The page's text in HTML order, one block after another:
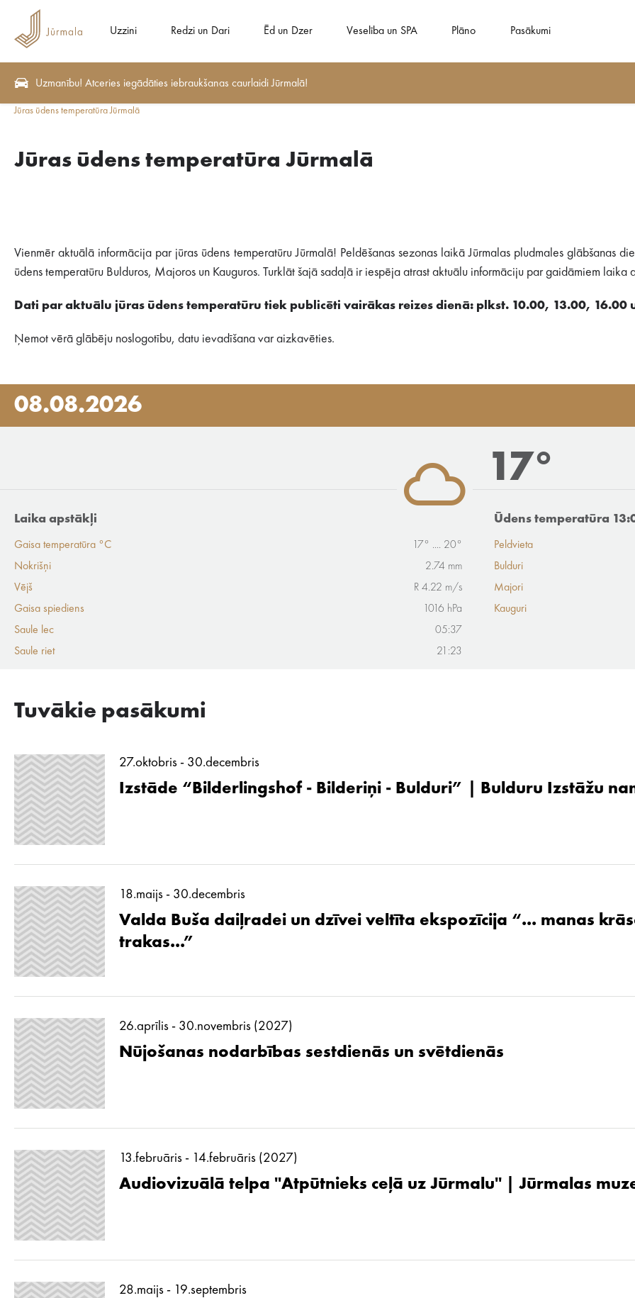
Uzzini Redzi un Dari Ēd un Dzer Veselība un SPA Plāno Pasākumi
Uzmanību! Atceries iegādāties iebraukšanas caurlaidi Jūrmalā!
Jūras ūdens temperatūra Jūrmalā
Jūras ūdens temperatūra Jūrmalā
Vienmēr aktuālā informācija par jūras ūdens temperatūru Jūrmalā! Peldēšanas sezonas laikā Jūrmalas pludmales glābšanas
ūdens temperatūru Bulduros, Majoros un Kauguros. Turklāt šajā sadaļā ir iespēja atrast aktuālu informāciju par gaidāmiem
Dati par aktuālu jūras ūdens temperatūru tiek publicēti vairākas reizes dienā: plkst. 10.00, 13.00, 16.00
Ņemot vērā glābēju noslogotību, datu ievadīšana var aizkavēties.
08.08.2026
17°
Laika apstākļi
Gaisa temperatūra °C
17° .... 20°
Nokrišņi
2.74 mm
Vējš
R 4.22 m/s
Gaisa spiediens
1016 hPa
Saule lec
05:37
Saule riet
21:23
Ūdens temperatūra
Peldvieta
Bulduri
Majori
Kauguri
Tuvākie pasākumi
27.oktobris - 30.decembris
Izstāde “Bilderlingshof - Bilderiņi - Bulduri” | Bulduru Izstāžu
18.maijs - 30.decembris
Valda Buša daiļradei un dzīvei veltīta ekspozīcija “... manas
trakas...”
26.aprīlis - 30.novembris (2027)
Nūjošanas nodarbības sestdienās un svētdienās
13.februāris - 14.februāris (2027)
Audiovizuālā telpa ''Atpūtnieks ceļā uz Jūrmalu'' | Jūrmalas
28.maijs - 19.septembris